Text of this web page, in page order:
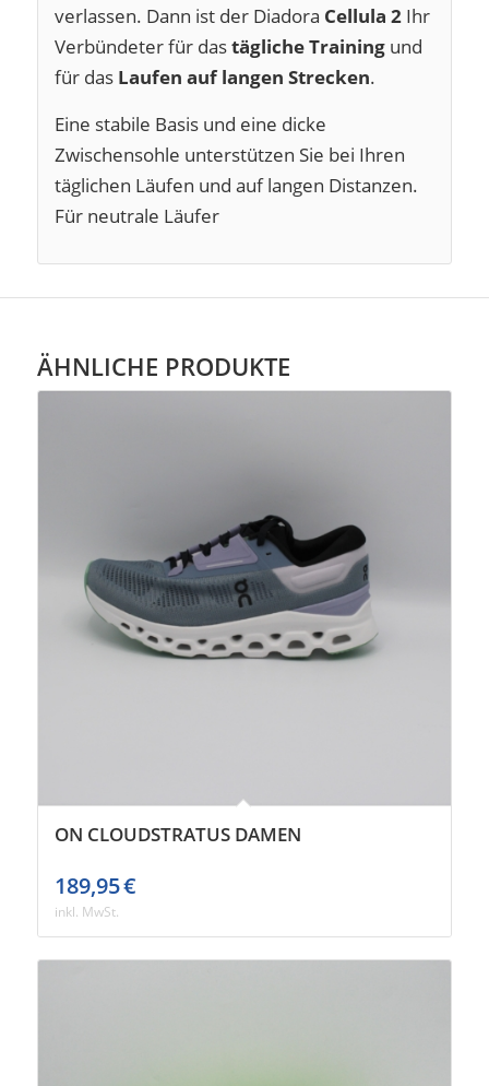
verlassen. Dann ist der Diadora Cellula 2Ihr
Verbündeter für dastägliche Training und
für das Laufen auf langen Strecken.
Eine stabile Basis und eine dicke
Zwischensohle unterstützen Sie bei Ihren
täglichen Läufen und auf langen Distanzen.
Für neutrale Läufer
ÄHNLICHE PRODUKTE
ON CLOUDSTRATUS DAMEN
189,95€
inkl. MwSt.